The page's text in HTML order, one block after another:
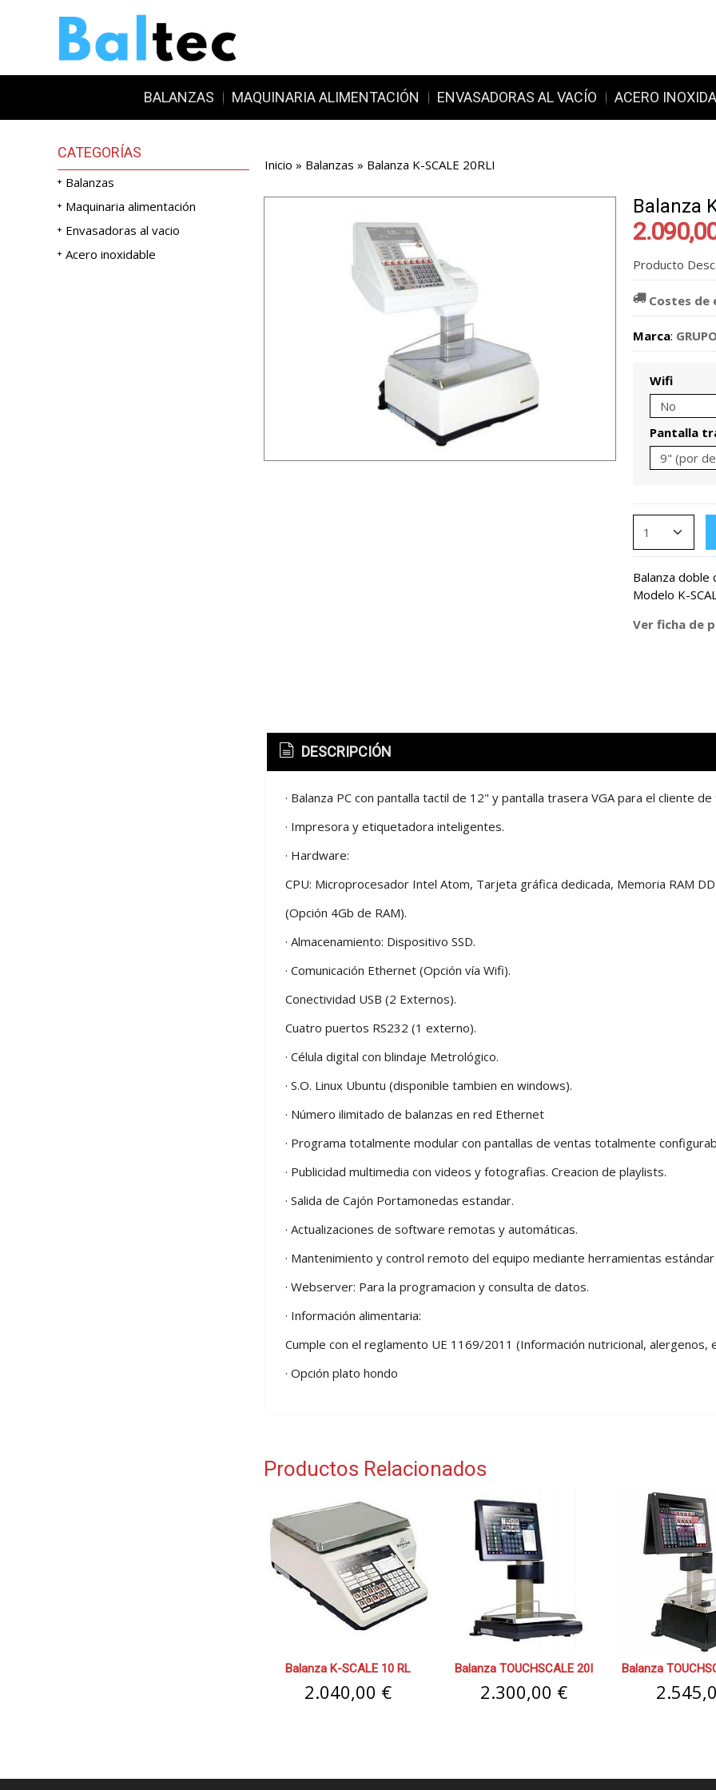
BALANZAS MAQUINARIA ALIMENTACIÓN ENVASADORAS AL VACÍO ACERO
CATEGORÍAS
Balanzas
Maquinaria alimentación
Envasadoras al vacio
Acero inoxidable
Inicio » Balanzas » Balanza K-SCALE 20RLI
Balanza
Producto
Costes de
Marca:
Wifi
Pantalla
Balanza
Modelo K-
Ver ficha de
DESCRIPCIÓN
· Balanza PC con pantalla tactil de 12" y pantalla trasera VGA para el cliente
· Impresora y etiquetadora inteligentes.
· Hardware:
CPU: Microprocesador Intel Atom, Tarjeta gráfica dedicada, Memoria RAM
(Opción 4Gb de RAM).
· Almacenamiento: Dispositivo SSD.
· Comunicación Ethernet (Opción vía Wifi).
Conectividad USB (2 Externos).
Cuatro puertos RS232 (1 externo).
· Célula digital con blindaje Metrológico.
· S.O. Linux Ubuntu (disponible tambien en windows).
· Número ilimitado de balanzas en red Ethernet
· Programa totalmente modular con pantallas de ventas totalmente
· Publicidad multimedia con videos y fotografias. Creacion de playlists.
· Salida de Cajón Portamonedas estandar.
· Actualizaciones de software remotas y automáticas.
· Mantenimiento y control remoto del equipo mediante herramientas
· Webserver: Para la programacion y consulta de datos.
· Información alimentaria:
Cumple con el reglamento UE 1169/2011 (Información nutricional, alergenos,
· Opción plato hondo
Productos Relacionados
Balanza K-SCALE 10 RL
2.040,00 €
Balanza TOUCHSCALE 20I
2.300,00 €
Balanza